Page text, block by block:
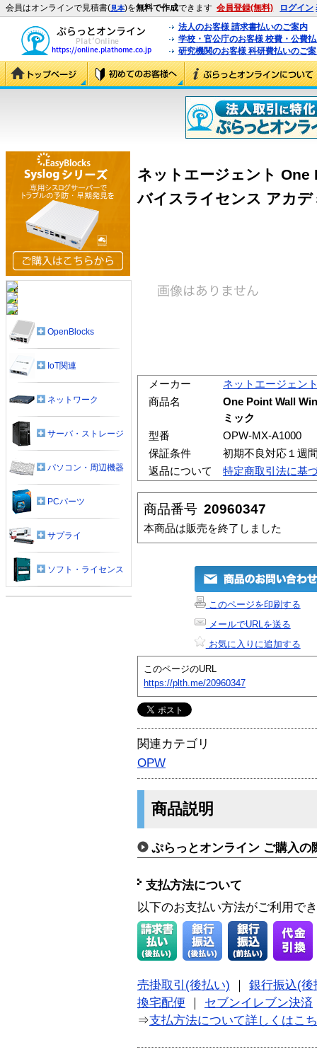
会員はオンラインで見積書(見本)を無料で作成できます 会員登録(無料) ログイン
法人のお客様 請求書払いのご案内
学校・官公庁のお客様 校費・公費
研究機関のお客様 科研費払いのご
ネットエージェント
バイスライセンス アカ
メーカー
ネットエージェン
商品名
One Point Wall
ミック
型番
OPW-MX-A1000
保証条件
初期不良対応１週
返品について
特定商取引法に基
商品番号 20960347
本商品は販売を終了しました
このページを印刷する
メールでURLを送る
お気に入りに追加する
このページのURL
https://plth.me/20960347
関連カテゴリ
OPW
商品説明
ぷらっとオンライン ご購入の
支払方法について
以下のお支払い方法がご利用で
売掛取引(後払い)
銀行振込(後
換宅配便
セブンイレブン決済
⇒支払方法について詳しくはこ
OpenBlocks
IoT関連
ネットワーク
サーバ・ストレージ
パソコン・周辺機器
PCパーツ
サプライ
ソフト・ライセンス